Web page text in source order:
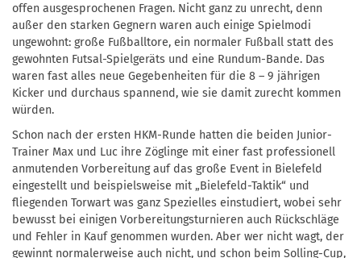
offen ausgesprochenen Fragen. Nicht ganz zu unrecht, denn
außer den starken Gegnern waren auch einige Spielmodi
ungewohnt: große Fußballtore, ein normaler Fußball statt des
gewohnten Futsal-Spielgeräts und eine Rundum-Bande. Das
waren fast alles neue Gegebenheiten für die 8 – 9 jährigen
Kicker und durchaus spannend, wie sie damit zurecht kommen
würden.
Schon nach der ersten HKM-Runde hatten die beiden Junior-
Trainer Max und Luc ihre Zöglinge mit einer fast professionell
anmutenden Vorbereitung auf das große Event in Bielefeld
eingestellt und beispielsweise mit „Bielefeld-Taktik“ und
fliegenden Torwart was ganz Spezielles einstudiert, wobei sehr
bewusst bei einigen Vorbereitungsturnieren auch Rückschläge
und Fehler in Kauf genommen wurden. Aber wer nicht wagt, der
gewinnt normalerweise auch nicht, und schon beim Solling-Cup,